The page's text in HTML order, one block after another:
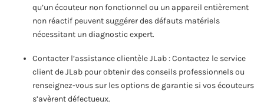
qu’un écouteur non fonctionnel ou un appareil entièrement
non réactif peuvent suggérer des défauts matériels
nécessitant un diagnostic expert.
Contacter l’assistance clientèle JLab : Contactez le service
client de JLab pour obtenir des conseils professionnels ou
renseignez-vous sur les options de garantie si vos écouteurs
s’avèrent défectueux.